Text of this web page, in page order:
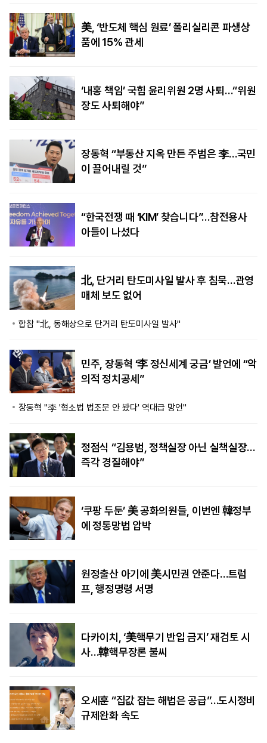
美, ‘반도체 핵심 원료’ 폴리실리콘 파생상
품에 15% 관세
‘내홍 책임’ 국힘 윤리위원 2명 사퇴…“위원
장도 사퇴해야”
장동혁 “부동산 지옥 만든 주범은 李…국민
이 끌어내릴 것”
“한국전쟁 때 ‘KIM’ 찾습니다”…참전용사
아들이 나섰다
北, 단거리 탄도미사일 발사 후 침묵…관영
매체 보도 없어
합참 "北, 동해상으로 단거리 탄도미사일 발사"
민주, 장동혁 ‘李 정신세계 궁금’ 발언에 “악
의적 정치공세”
장동혁 "李 '형소법 법조문 안 봤다' 역대급 망언"
정점식 “김용범, 정책실장 아닌 실책실장…
즉각 경질해야”
‘쿠팡 두둔’ 美 공화의원들, 이번엔 韓정부
에 정통망법 압박
원정출산 아기에 美시민권 안준다…트럼
프, 행정명령 서명
다카이치, ‘美핵무기 반입 금지’ 재검토 시
사…韓핵무장론 불씨
오세훈 “집값 잡는 해법은 공급”…도시정비
규제완화 속도